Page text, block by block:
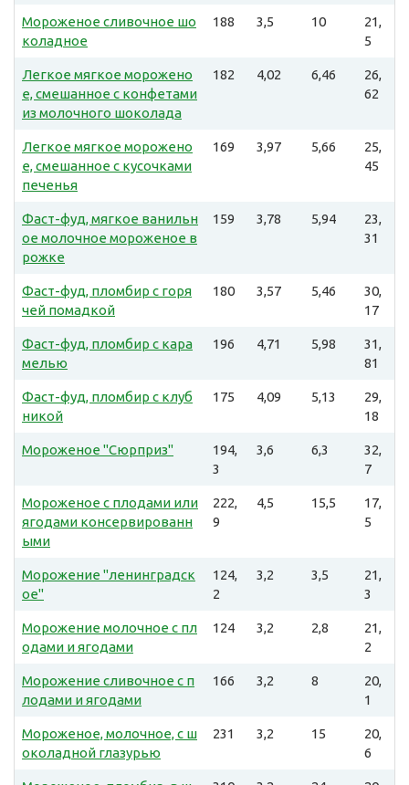
Мороженое сливочное шо
коладное
188 3,5 10
21,
5
Легкое мягкое морожено
е, смешанное с конфетами
из молочного шоколада
182 4,02 6,46
26,
62
Легкое мягкое морожено
е, смешанное с кусочками
печенья
169 3,97 5,66
25,
45
Фаст-фуд, мягкое ванильн
ое молочное мороженое в
рожке
159 3,78 5,94
23,
31
Фаст-фуд, пломбир с горя
чей помадкой
180 3,57 5,46
30,
17
Фаст-фуд, пломбир с кара
мелью
196 4,71 5,98
31,
81
Фаст-фуд, пломбир с клуб
никой
175 4,09 5,13
29,
18
Мороженое "Сюрприз"
194,
3
3,6 6,3
32,
7
Мороженое с плодами или
ягодами консервированн
ыми
222,
9
4,5 15,5
17,
5
Морожение "ленинградск
ое"
124,
2
3,2 3,5
21,
3
Морожение молочное с пл
одами и ягодами
124 3,2 2,8
21,
2
Морожение сливочное с п
лодами и ягодами
166 3,2 8
20,
1
Мороженое, молочное, с ш
околадной глазурью
231 3,2 15
20,
6